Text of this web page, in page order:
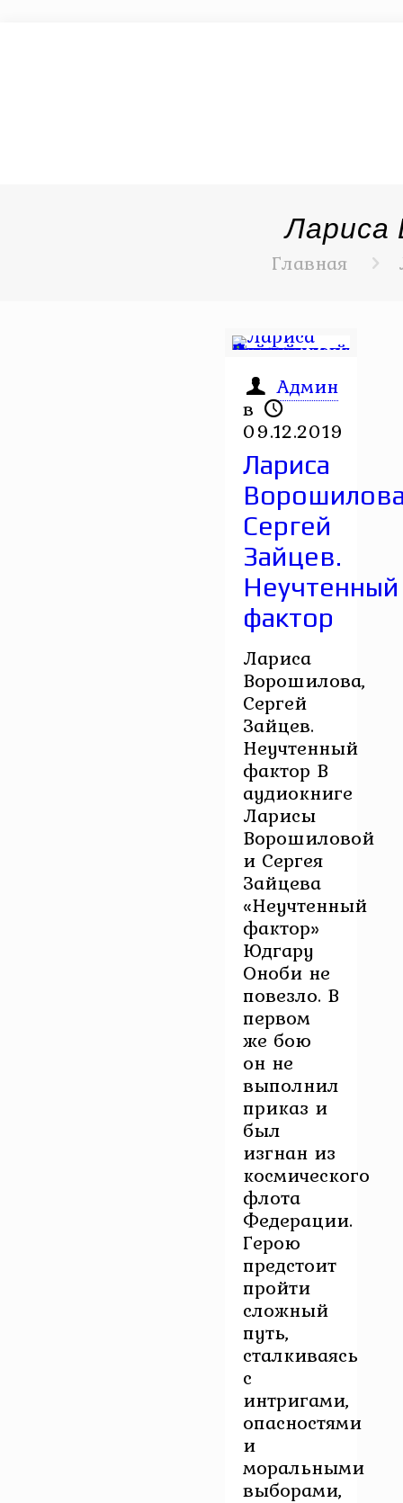
Лариса
Главная
Админ
в
09.12.2019
Лариса
Сергей
Зайцев.
Неучтенный
фактор
Лариса
Ворошилова,
Сергей
Зайцев.
Неучтенный
фактор В
аудиокниге
Ларисы
Ворошиловой
и Сергея
Зайцева
«Неучтенный
фактор»
Юдгару
Оноби не
повезло. В
первом
же бою
он не
выполнил
приказ и
был
изгнан из
космического
флота
Федерации.
Герою
предстоит
пройти
сложный
путь,
сталкиваясь
с
интригами,
опасностями
и
моральными
выборами,